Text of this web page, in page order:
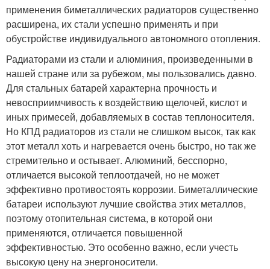
применения биметаллических радиаторов существенно
расширена, их стали успешно применять и при
обустройстве индивидуального автономного отопления.
Радиаторами из стали и алюминия, произведенными в
нашей стране или за рубежом, мы пользовались давно.
Для стальных батарей характерна прочность и
невосприимчивость к воздействию щелочей, кислот и
иных примесей, добавляемых в состав теплоносителя.
Но КПД радиаторов из стали не слишком высок, так как
этот металл хоть и нагревается очень быстро, но так же
стремительно и остывает. Алюминий, бесспорно,
отличается высокой теплоотдачей, но не может
эффективно противостоять коррозии. Биметаллические
батареи используют лучшие свойства этих металлов,
поэтому отопительная система, в которой они
применяются, отличается повышенной
эффективностью. Это особенно важно, если учесть
высокую цену на энергоносители.